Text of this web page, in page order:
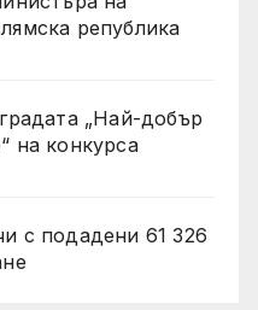
република
„Най-добър
на конкурса
с подадени 61 326